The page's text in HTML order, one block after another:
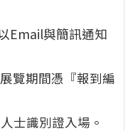
Email與簡訊通知
覽期間憑『報到編
士識別證入場。